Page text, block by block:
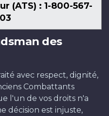
(ATS) : 1-800-567-
des
avec respect, dignité,
Combattants
l'un de vos droits n'a
décision est injuste,